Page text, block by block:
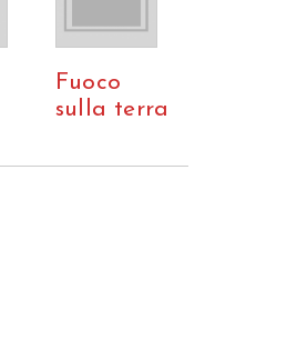
Fuoco
sulla terra